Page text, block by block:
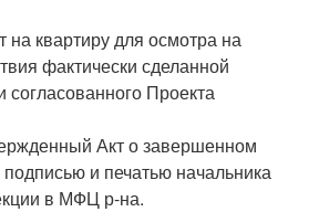
на квартиру для осмотра на
фактически сделанной
согласованного Проекта
Акт о завершенном
подписью и печатью начальника
в МФЦ р-на.